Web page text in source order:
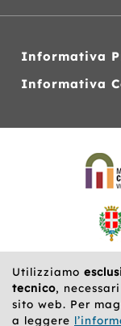
Utilizziamo
tecnico,
sito web. Per
a leggere
Informativa
Informativa